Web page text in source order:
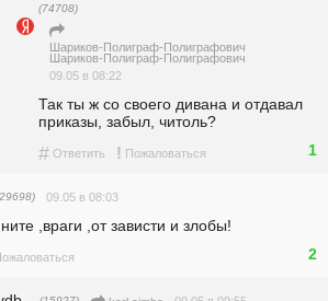
(74708)
Шариков-Полиграф-Полиграфович
Шариков-Полиграф-Полиграфович
09.05 в 08:22
Так ты ж со своего дивана и отдавал
приказы, забыл, читоль?
# Ответить ! Пожаловаться 1
09.05 в 08:03
,враги ,от зависти и злобы!
2